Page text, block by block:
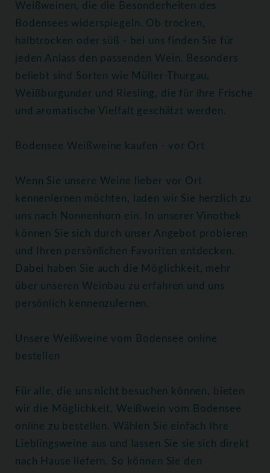
Weißweinen, die die Besonderheiten des
Bodensees widerspiegeln. Ob trocken,
halbtrocken oder süß - bei uns finden Sie für
jeden Anlass den passenden Wein. Besonders
beliebt sind Sorten wie Müller-Thurgau,
Weißburgunder und Riesling, die für ihre Frische
und aromatische Vielfalt geschätzt werden.
Bodensee Weißweine kaufen - vor Ort
Wenn Sie unsere Weine lieber vor Ort
kennenlernen möchten, laden wir Sie herzlich zu
uns nach Nonnenhorn ein. In unserer Vinothek
können Sie sich durch unser Angebot probieren
und Ihren persönlichen Favoriten entdecken.
Dabei haben Sie auch die Möglichkeit, mehr
über unseren Weinbau zu erfahren und uns
persönlich kennenzulernen.
Unsere Weißweine vom Bodensee online
bestellen
Für alle, die uns nicht besuchen können, bieten
wir die Möglichkeit, Weißwein vom Bodensee
online zu bestellen. Wählen Sie einfach Ihre
Lieblingsweine aus und lassen Sie sie sich direkt
nach Hause liefern. So können Sie den